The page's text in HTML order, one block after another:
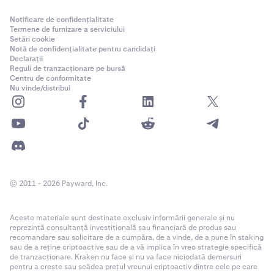
Notificare de confidențialitate
Termene de furnizare a serviciului
Setări cookie
Notă de confidențialitate pentru candidați
Declarații
Reguli de tranzacționare pe bursă
Centru de conformitate
Nu vinde/distribui
© 2011 - 2026 Payward, Inc.
Aceste materiale sunt destinate exclusiv informării generale și nu
reprezintă consultanță investițională sau financiară de produs sau
recomandare sau solicitare de a cumpăra, de a vinde, de a pune în staking
sau de a reține criptoactive sau de a vă implica în vreo strategie specifică
de tranzacționare. Kraken nu face și nu va face niciodată demersuri
pentru a crește sau scădea prețul vreunui criptoactiv dintre cele pe care